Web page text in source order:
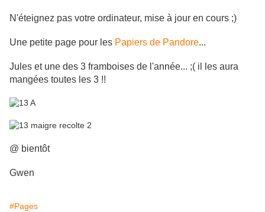
N'éteignez pas votre ordinateur, mise à jour en cours ;)
Une petite page pour les Papiers de Pandore...
Jules et une des 3 framboises de l'année... ;( il les aura
mangées toutes les 3 !!
@ bientôt
Gwen
#Pages